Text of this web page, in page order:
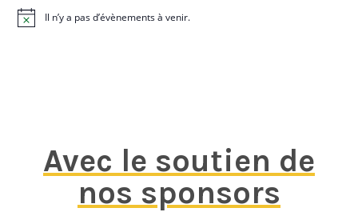
N
Il n’y a pas d’évènements à venir.
Avec le soutien de
nos sponsors